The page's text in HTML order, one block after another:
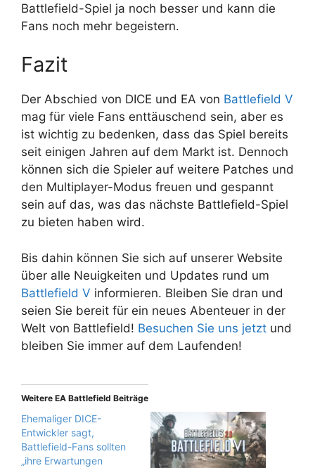
Battlefield-Spiel ja noch besser und kann die
Fans noch mehr begeistern.
Fazit
Der Abschied von DICE und EA von Battlefield V
mag für viele Fans enttäuschend sein, aber es
ist wichtig zu bedenken, dass das Spiel bereits
seit einigen Jahren auf dem Markt ist. Dennoch
können sich die Spieler auf weitere Patches und
den Multiplayer-Modus freuen und gespannt
sein auf das, was das nächste Battlefield-Spiel
zu bieten haben wird.
Bis dahin können Sie sich auf unserer Website
über alle Neuigkeiten und Updates rund um
Battlefield V informieren. Bleiben Sie dran und
seien Sie bereit für ein neues Abenteuer in der
Welt von Battlefield! Besuchen Sie uns jetzt und
bleiben Sie immer auf dem Laufenden!
Weitere EA Battlefield Beiträge
Ehemaliger DICE-
Entwickler sagt,
Battlefield-Fans sollten
„ihre Erwartungen